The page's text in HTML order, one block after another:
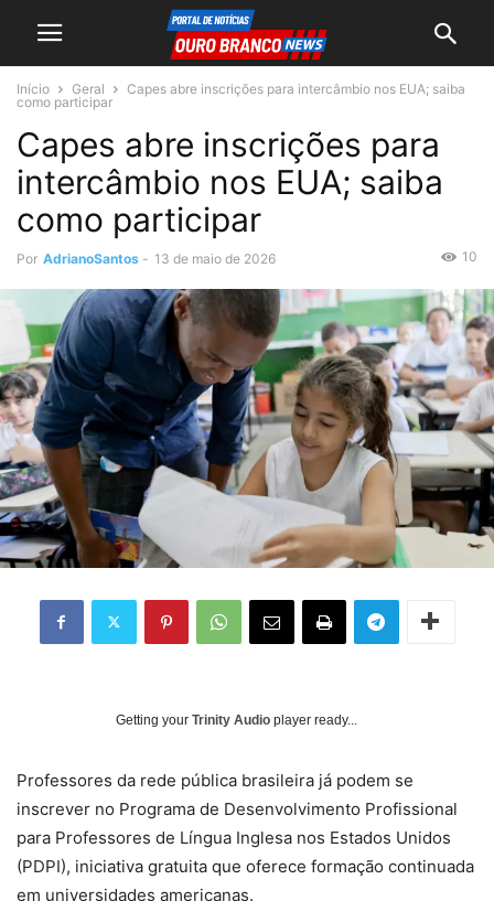
Início Geral
Capes abre inscrições para intercâmbio nos EUA; saiba
como participar
Capes abre inscrições para
intercâmbio nos EUA; saiba
como participar
Por AdrianoSantos - 13 de maio de 2026 10
Getting your Trinity Audio player ready...
Professores da rede pública brasileira já podem se
inscrever no Programa de Desenvolvimento Profissional
para Professores de Língua Inglesa nos Estados Unidos
(PDPI), iniciativa gratuita que oferece formação continuada
em universidades americanas.